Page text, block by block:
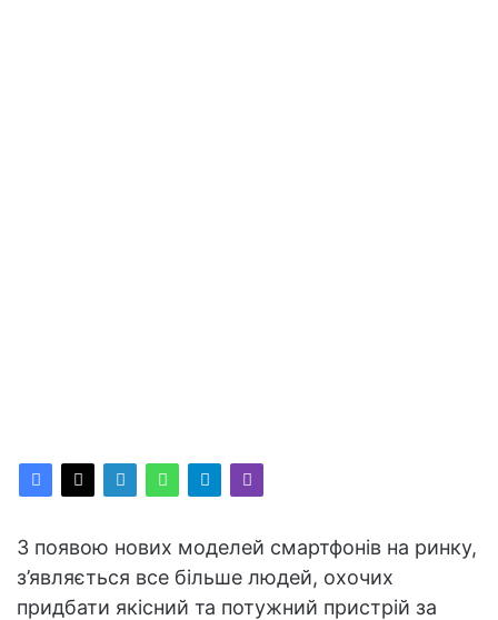
З появою нових моделей смартфонів на ринку,
з’являється все більше людей, охочих
придбати якісний та потужний пристрій за